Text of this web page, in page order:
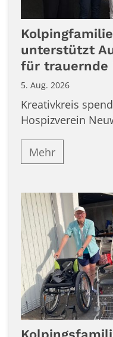
unterstützt
für trauernde
5. Aug. 2026
Kreativkreis
Hospizverein
Mehr